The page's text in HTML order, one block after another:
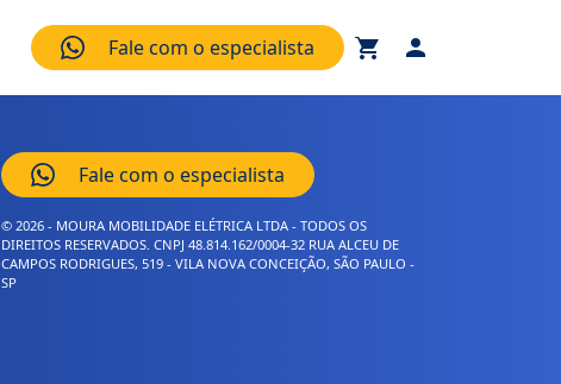
Fale com o especialista
Fale com o especialista
© 2026 - MOURA MOBILIDADE ELÉTRICA LTDA - TODOS OS
DIREITOS RESERVADOS. CNPJ 48.814.162/0004-32 RUA ALCEU DE
CAMPOS RODRIGUES, 519 - VILA NOVA CONCEIÇÃO, SÃO PAULO -
SP